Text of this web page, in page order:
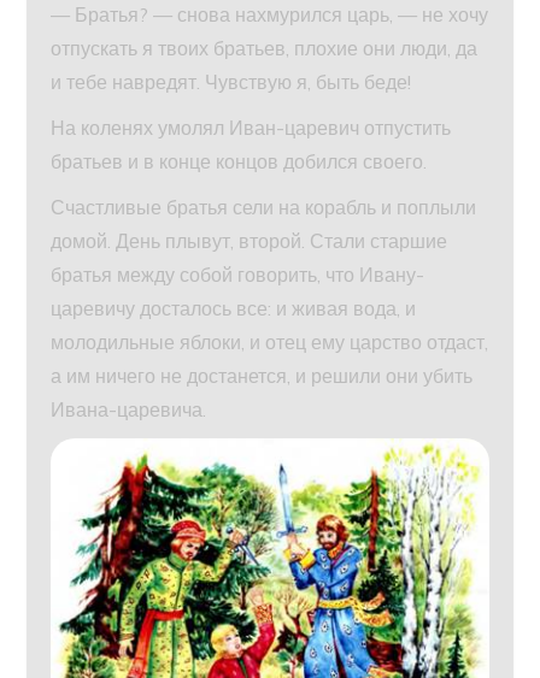
— Братья? — снова нахмурился царь, — не хочу
отпускать я твоих братьев, плохие они люди, да
и тебе навредят. Чувствую я, быть беде!
На коленях умолял Иван-царевич отпустить
братьев и в конце концов добился своего.
Счастливые братья сели на корабль и поплыли
домой. День плывут, второй. Стали старшие
братья между собой говорить, что Ивану-
царевичу досталось все: и живая вода, и
молодильные яблоки, и отец ему царство отдаст,
а им ничего не достанется, и решили они убить
Ивана-царевича.